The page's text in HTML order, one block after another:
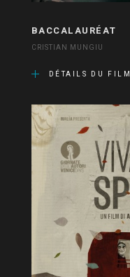
BACCALAURÉAT
CRISTIAN MUNGIU
DÉTAILS DU FILM